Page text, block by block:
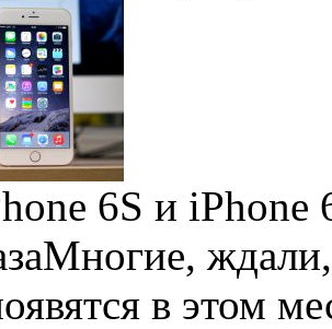
6S и iPhone
Многие, ждали,
в этом